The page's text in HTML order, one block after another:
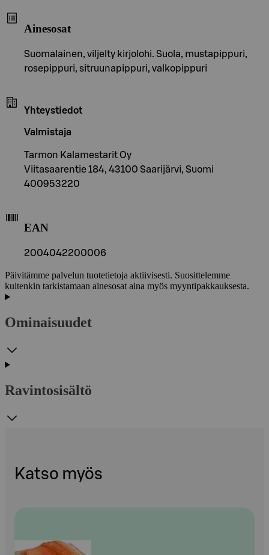
Ainesosat
Suomalainen, viljelty kirjolohi. Suola, mustapippuri,
rosepippuri, sitruunapippuri, valkopippuri
Yhteystiedot
Valmistaja
Tarmon Kalamestarit Oy
Viitasaarentie 184, 43100 Saarijärvi, Suomi
400953220
EAN
2004042200006
Päivitämme palvelun tuotetietoja aktiivisesti. Suosittelemme
kuitenkin tarkistamaan ainesosat aina myös myyntipakkauksesta.
Ominaisuudet
Ravintosisältö
Katso myös